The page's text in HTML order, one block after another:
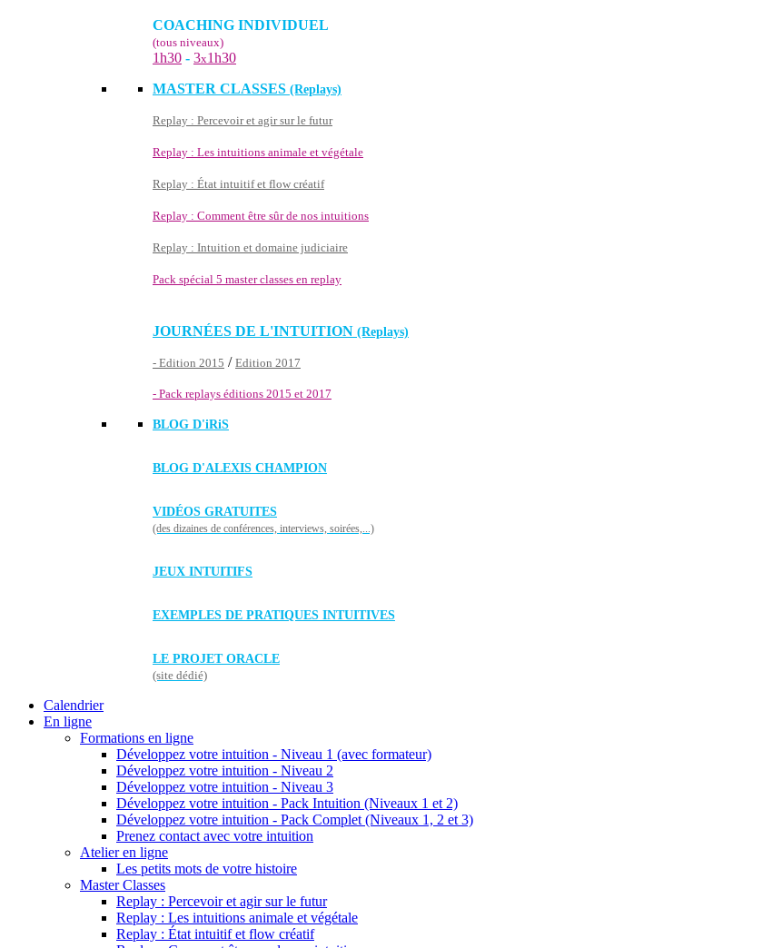
COACHING INDIVIDUEL
(tous niveaux)
1h30 - 3x1h30
MASTER CLASSES (Replays)
Replay : Percevoir et agir sur le futur
Replay : Les intuitions animale et végétale
Replay : État intuitif et flow créatif
Replay : Comment être sûr de nos intuitions
Replay : Intuition et domaine judiciaire
Pack spécial 5 master classes en replay
JOURNÉES DE L'INTUITION (Replays)
- Edition 2015 / Edition 2017
- Pack replays éditions 2015 et 2017
BLOG D'iRiS
BLOG D'ALEXIS CHAMPION
VIDÉOS GRATUITES
(des dizaines de conférences, interviews, soirées,...)
JEUX INTUITIFS
EXEMPLES DE PRATIQUES INTUITIVES
LE PROJET ORACLE
(site dédié)
Calendrier
En ligne
Formations en ligne
Développez votre intuition - Niveau 1 (avec formateur)
Développez votre intuition - Niveau 2
Développez votre intuition - Niveau 3
Développez votre intuition - Pack Intuition (Niveaux 1 et 2)
Développez votre intuition - Pack Complet (Niveaux 1, 2 et 3)
Prenez contact avec votre intuition
Atelier en ligne
Les petits mots de votre histoire
Master Classes
Replay : Percevoir et agir sur le futur
Replay : Les intuitions animale et végétale
Replay : État intuitif et flow créatif